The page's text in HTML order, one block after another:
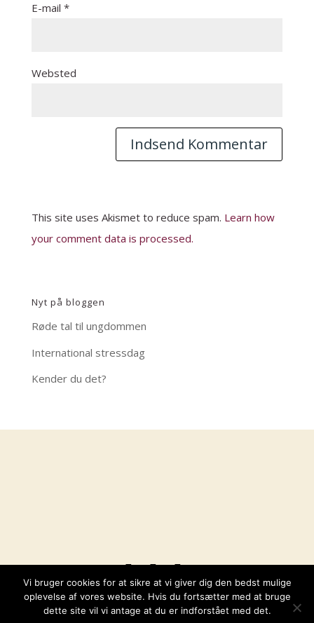
E-mail *
Websted
This site uses Akismet to reduce spam. Learn how
your comment data is processed.
Nyt på bloggen
Røde tal til ungdommen
International stressdag
Kender du det?
Ungepotentiale, 4600 Køge, Tlf.: 31 44 59 74
Vi bruger cookies for at sikre at vi giver dig den bedst mulige
oplevelse af vores website. Hvis du fortsætter med at bruge
dette site vil vi antage at du er indforstået med det.